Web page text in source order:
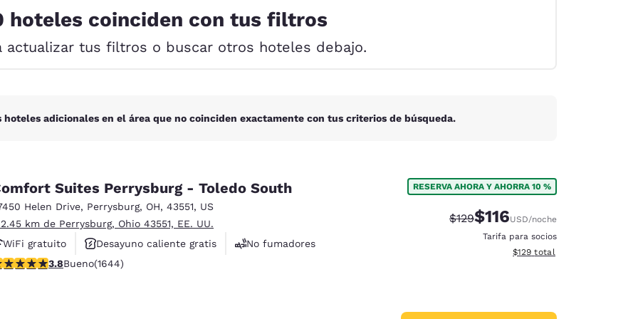
Español English
France France
hoteles coinciden con tus filtros
actualizar tus filtros o buscar otros hoteles debajo.
adicionales en el área que no coinciden exactamente con tus criterios de búsqueda.
Suites Perrysburg - Toledo South
Helen Drive, Perrysburg, OH, 43551, US
2.45 km de Perrysburg, Ohio 43551, EE. UU.
WiFi gratuito
Desayuno caliente gratis
No fumadores
de 3.84 estrellas. Bueno. 1644 reseñas
3.8Bueno(1644)
RESERVA AHORA Y AHORRA 10 %
Precio tachado:
$129Precio con descuento:
$116USD/noche
Tarifa para socios
Ver detalles del total
$129 total